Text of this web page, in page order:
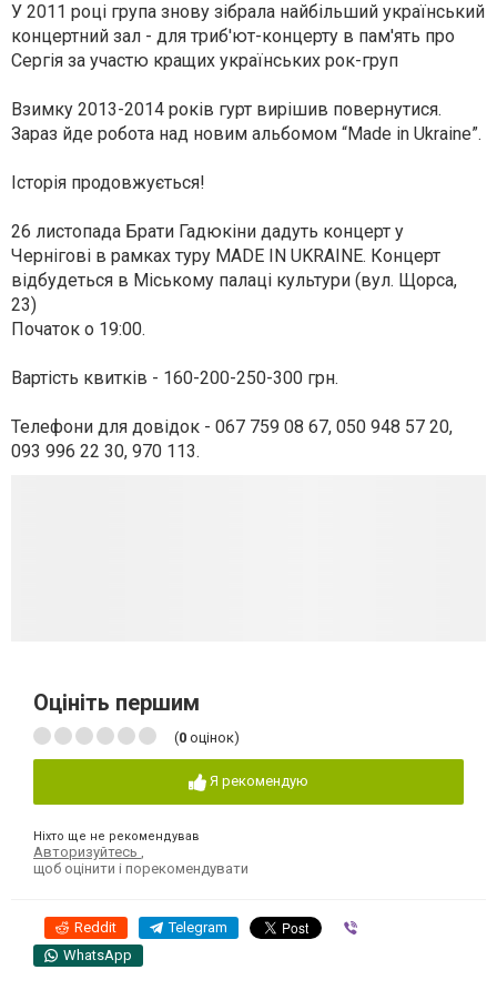
У 2011 році група знову зібрала найбільший український
концертний зал - для триб'ют-концерту в пам'ять про
Сергія за участю кращих українських рок-груп
Взимку 2013-2014 років гурт вирішив повернутися.
Зараз йде робота над новим альбомом “Made in Ukraine”.
Історія продовжується!
26 листопада Брати Гадюкіни дадуть концерт у
Чернігові в рамках туру MADE IN UKRAINE. Концерт
відбудеться в Міському палаці культури (вул. Щорса,
23)
Початок о 19:00.
Вартість квитків - 160-200-250-300 грн.
Телефони для довідок - 067 759 08 67, 050 948 57 20,
093 996 22 30, 970 113.
Оцініть першим
(0 оцінок)
Я рекомендую
Ніхто ще не рекомендував
Авторизуйтесь
щоб оцінити і порекомендувати
Reddit Telegram
WhatsApp